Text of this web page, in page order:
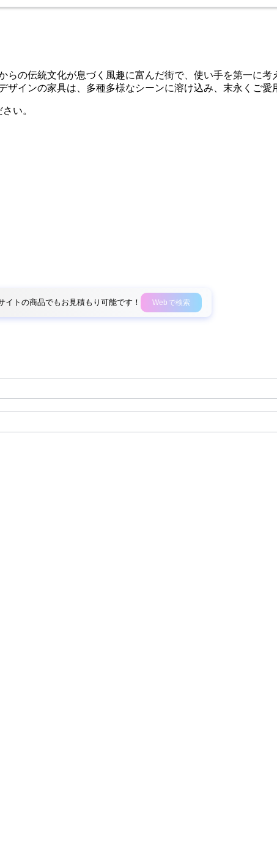
らの伝統文化が息づく風趣に富んだ街で、使い手を第一に
インの家具は、多種多様なシーンに溶け込み、末永くご愛
さい。
イトの商品でもお見積もり可能です！ Webで検索